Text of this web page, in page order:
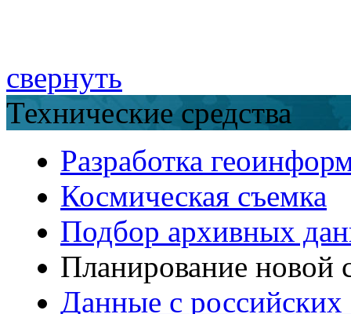
свернуть
Технические средства
Разработка
Космическая съемка
Подбор архивных
Планирование новой
Данные с российских